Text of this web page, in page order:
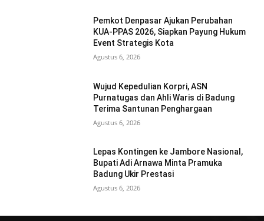
Pemkot Denpasar Ajukan Perubahan
KUA-PPAS 2026, Siapkan Payung Hukum
Event Strategis Kota
Agustus 6, 2026
Wujud Kepedulian Korpri, ASN
Purnatugas dan Ahli Waris di Badung
Terima Santunan Penghargaan
Agustus 6, 2026
Lepas Kontingen ke Jambore Nasional,
Bupati Adi Arnawa Minta Pramuka
Badung Ukir Prestasi
Agustus 6, 2026